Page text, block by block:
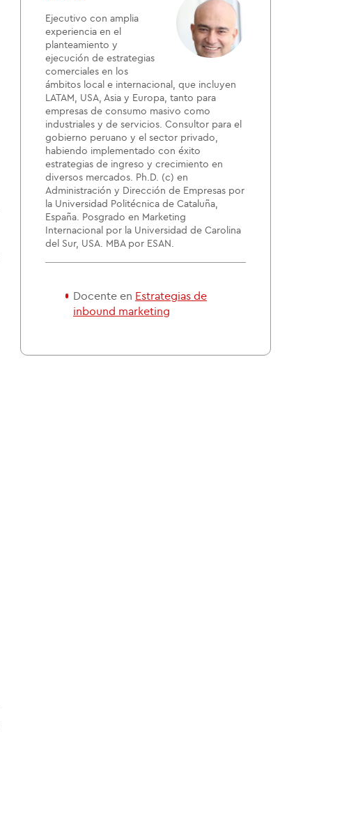
Ejecutivo con amplia
experiencia en el
planteamiento y
ejecución de estrategias
comerciales en los
ámbitos local e internacional, que incluyen
LATAM, USA, Asia y Europa, tanto para
empresas de consumo masivo como
industriales y de servicios. Consultor para el
gobierno peruano y el sector privado,
habiendo implementado con éxito
estrategias de ingreso y crecimiento en
diversos mercados. Ph.D. (c) en
Administración y Dirección de Empresas por
la Universidad Politécnica de Cataluña,
España. Posgrado en Marketing
Internacional por la Universidad de Carolina
del Sur, USA. MBA por ESAN.
Docente en Estrategias de
inbound marketing